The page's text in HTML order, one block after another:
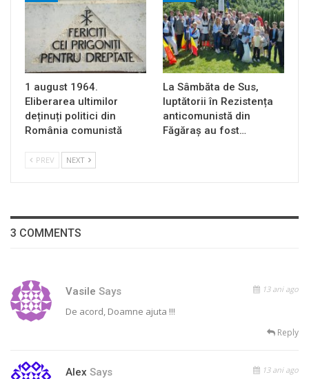
1 august 1964.
Eliberarea ultimilor
deținuți politici din
România comunistă
La Sâmbăta de Sus,
luptătorii în Rezistența
anticomunistă din
Făgăraș au fost…
PREV NEXT
3 COMMENTS
Vasile Says 13 ani ago
De acord, Doamne ajuta !!!
Reply
Alex Says 13 ani ago